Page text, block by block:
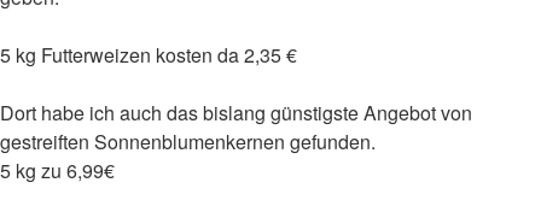
5 kg Futterweizen kosten da 2,35 €
Dort habe ich auch das bislang günstigste Angebot von
gestreiften Sonnenblumenkernen gefunden.
5 kg zu 6,99€